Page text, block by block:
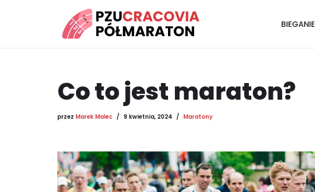
BIEGANIE
Co to jest maraton?
przez Marek Malec 9 kwietnia, 2024 Maratony